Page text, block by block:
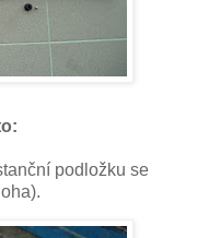
podložku se